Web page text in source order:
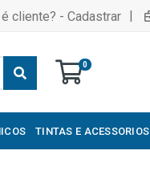
cliente? - Cadastrar |
0
TINTAS E ACESSORIOS